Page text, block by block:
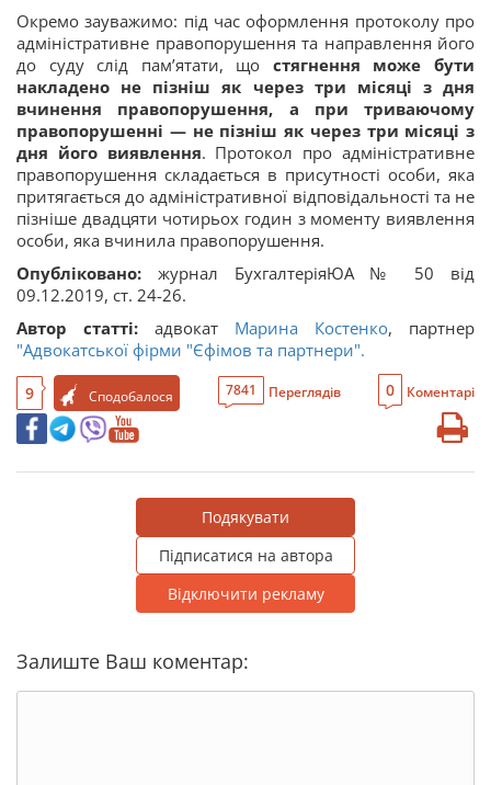
Окремо зауважимо: під час оформлення протоколу про
адміністративне правопорушення та направлення його
до суду слід пам’ятати, що стягнення може бути
накладено не пізніш як через три місяці з дня
вчинення правопорушення, а при триваючому
правопорушенні — не пізніш як через три місяці з
дня його виявлення. Протокол про адміністративне
правопорушення складається в присутності особи, яка
притягається до адміністративної відповідальності та не
пізніше двадцяти чотирьох годин з моменту виявлення
особи, яка вчинила правопорушення.
Опубліковано: журнал БухгалтеріяЮА № 50 від
09.12.2019, ст. 24-26.
Автор статті: адвокат Марина Костенко, партнер
"Адвокатської фірми "Єфімов та партнери".
9 Сподобалося 7841 Переглядів 0 Коментарі
Подякувати
Підписатися на автора
Відключити рекламу
Залиште Ваш коментар: